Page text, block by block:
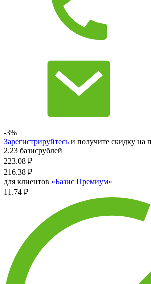
-3%
Зарегистрируйтесь и получите скидку на
2.23 базисрублей
223.08 ₽
216.38 ₽
для клиентов «Базис Премиум»
11.74 ₽